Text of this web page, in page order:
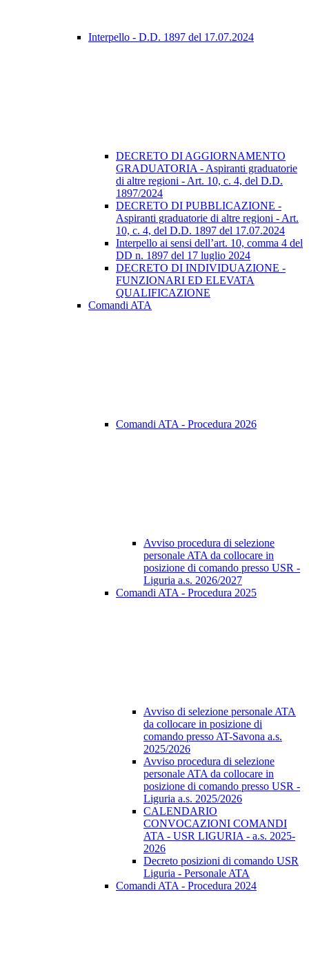
Interpello - D.D. 1897 del 17.07.2024
DECRETO DI AGGIORNAMENTO
GRADUATORIA - Aspiranti graduatorie
di altre regioni - Art. 10, c. 4, del D.D.
1897/2024
DECRETO DI PUBBLICAZIONE -
Aspiranti graduatorie di altre regioni - Art.
10, c. 4, del D.D. 1897 del 17.07.2024
Interpello ai sensi dell’art. 10, comma 4 del
DD n. 1897 del 17 luglio 2024
DECRETO DI INDIVIDUAZIONE -
FUNZIONARI ED ELEVATA
QUALIFICAZIONE
Comandi ATA
Comandi ATA - Procedura 2026
Avviso procedura di selezione
personale ATA da collocare in
posizione di comando presso USR -
Liguria a.s. 2026/2027
Comandi ATA - Procedura 2025
Avviso di selezione personale ATA
da collocare in posizione di
comando presso AT-Savona a.s.
2025/2026
Avviso procedura di selezione
personale ATA da collocare in
posizione di comando presso USR -
Liguria a.s. 2025/2026
CALENDARIO
CONVOCAZIONI COMANDI
ATA - USR LIGURIA - a.s. 2025-
2026
Decreto posizioni di comando USR
Liguria - Personale ATA
Comandi ATA - Procedura 2024